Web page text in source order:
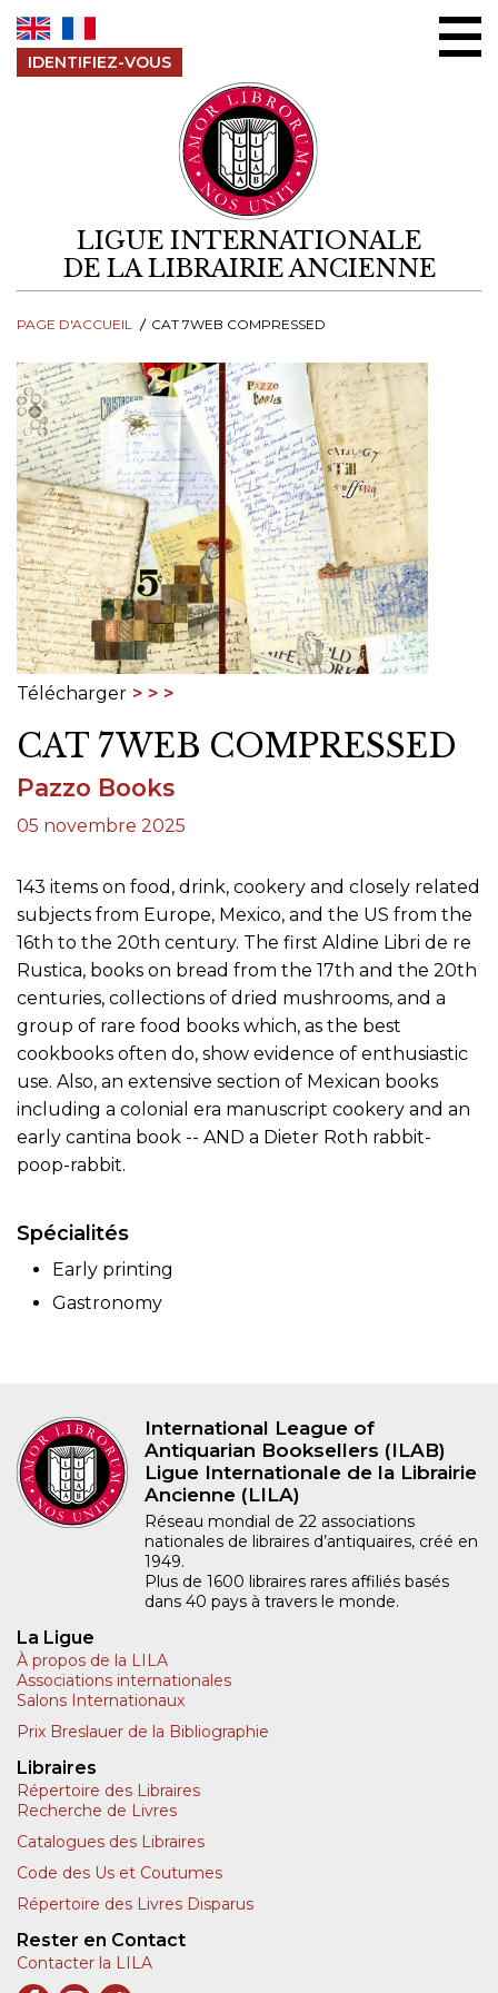
IDENTIFIEZ-VOUS
LIGUE INTERNATIONALE
DE LA LIBRAIRIE ANCIENNE
PAGE D'ACCUEIL CAT 7WEB COMPRESSED
Télécharger
CAT 7WEB COMPRESSED
Pazzo Books
05 novembre 2025
143 items on food, drink, cookery and closely related
subjects from Europe, Mexico, and the US from the
16th to the 20th century. The first Aldine Libri de re
Rustica, books on bread from the 17th and the 20th
centuries, collections of dried mushrooms, and a
group of rare food books which, as the best
cookbooks often do, show evidence of enthusiastic
use. Also, an extensive section of Mexican books
including a colonial era manuscript cookery and an
early cantina book -- AND a Dieter Roth rabbit-
poop-rabbit.
Spécialités
Early printing
Gastronomy
International League of
Antiquarian Booksellers (ILAB)
Ligue Internationale de la Librairie
Ancienne (LILA)
Réseau mondial de 22 associations
nationales de libraires d’antiquaires, créé en
1949.
Plus de 1600 libraires rares affiliés basés
dans 40 pays à travers le monde.
La Ligue
À propos de la LILA
Associations internationales
Salons Internationaux
Prix Breslauer de la Bibliographie
Libraires
Répertoire des Libraires
Recherche de Livres
Catalogues des Libraires
Code des Us et Coutumes
Répertoire des Livres Disparus
Rester en Contact
Contacter la LILA